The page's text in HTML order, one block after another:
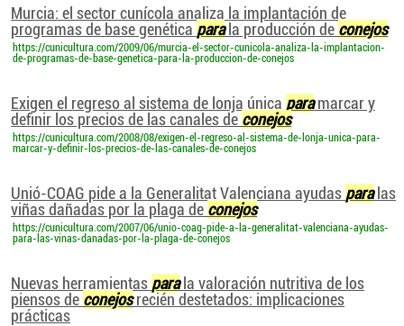
Murcia: el sector cunícola analiza la implantación de
programas de base genética parala producción de conejos
https://cunicultura.com/2009/06/murcia-el-sector-cunicola-analiza-la-implantacion-
de-programas-de-base-genetica-para-la-produccion-de-conejos
Exigen el regreso al sistema de lonja única paramarcar y
definir los precios de las canales de conejos
https://cunicultura.com/2008/08/exigen-el-regreso-al-sistema-de-lonja-unica-para-
marcar-y-definir-los-precios-de-las-canales-de-conejos
Unió-COAG pide a la Generalitat Valenciana ayudas paralas
viñas dañadas por la plaga de conejos
https://cunicultura.com/2007/06/unio-coag-pide-a-la-generalitat-valenciana-ayudas-
para-las-vinas-danadas-por-la-plaga-de-conejos
Nuevas herramientas parala valoración nutritiva de los
piensos de conejosrecién destetados: implicaciones
prácticas